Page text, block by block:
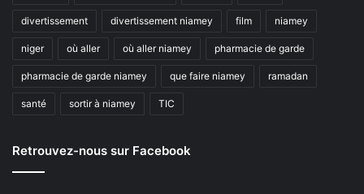
divertissement divertissement niamey film niamey
niger où aller où aller niamey pharmacie de garde
pharmacie de garde niamey que faire niamey ramadan
santé sortir à niamey TIC
Retrouvez-nous sur Facebook